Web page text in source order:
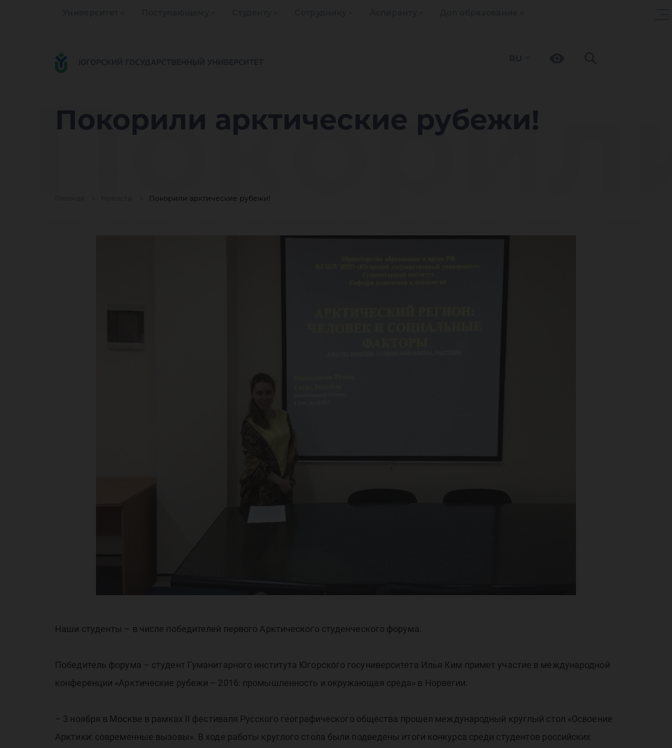
Покорили арктические рубежи!
Покорили арктические рубежи!
Наши студенты – в числе победителей первого Арктического студенческого форума.
Победитель форума – студент Гуманитарного института Югорского госуниверситета Илья Ким примет участие в международной
конференции «Арктические рубежи – 2016: промышленность и окружающая среда» в Норвегии.
– 3 ноября в Москве в рамках II фестиваля Русского географического общества прошел международный круглый стол «Освоение
Арктики: современные вызовы». В ходе работы круглого стола были подведены итоги конкурса среди студентов российских